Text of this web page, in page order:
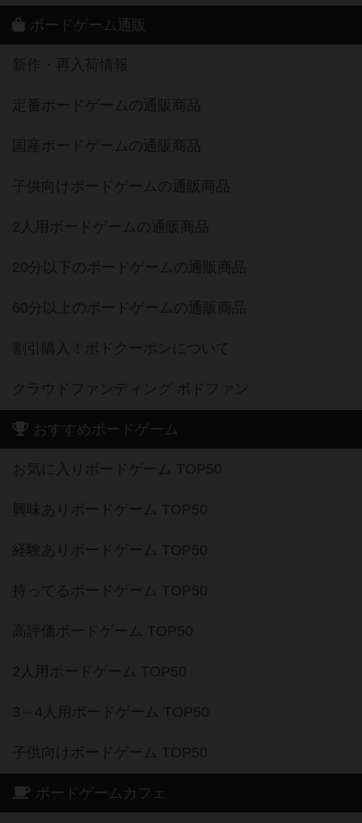
ボードゲーム通販
新作・再入荷情報
定番ボードゲームの通販商品
国産ボードゲームの通販商品
子供向けボードゲームの通販商品
2人用ボードゲームの通販商品
20分以下のボードゲームの通販商品
60分以上のボードゲームの通販商品
割引購入！ボドクーポンについて
クラウドファンディング ボドファン
おすすめボードゲーム
お気に入りボードゲーム TOP50
興味ありボードゲーム TOP50
経験ありボードゲーム TOP50
持ってるボードゲーム TOP50
高評価ボードゲーム TOP50
2人用ボードゲーム TOP50
3～4人用ボードゲーム TOP50
子供向けボードゲーム TOP50
ボードゲームカフェ